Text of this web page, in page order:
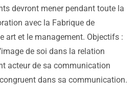
devront mener pendant toute la
avec la Fabrique de
art et le management. Objectifs :
de soi dans la relation
acteur de sa communication
dans sa communication.